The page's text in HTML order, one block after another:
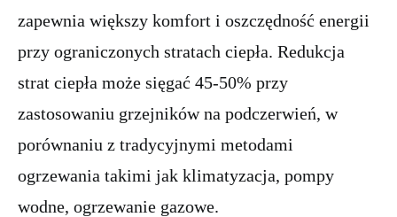
zapewnia większy komfort i oszczędność energii
przy ograniczonych stratach ciepła. Redukcja
strat ciepła może sięgać 45-50% przy
zastosowaniu grzejników na podczerwień, w
porównaniu z tradycyjnymi metodami
ogrzewania takimi jak klimatyzacja, pompy
wodne, ogrzewanie gazowe.